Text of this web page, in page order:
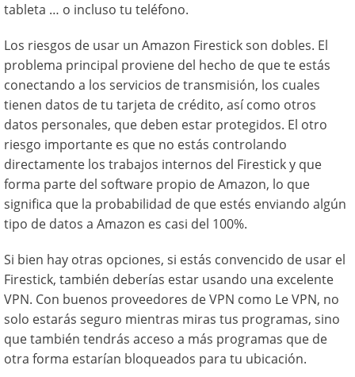
tableta … o incluso tu teléfono.
Los riesgos de usar un Amazon Firestick son dobles. El
problema principal proviene del hecho de que te estás
conectando a los servicios de transmisión, los cuales
tienen datos de tu tarjeta de crédito, así como otros
datos personales, que deben estar protegidos. El otro
riesgo importante es que no estás controlando
directamente los trabajos internos del Firestick y que
forma parte del software propio de Amazon, lo que
significa que la probabilidad de que estés enviando algún
tipo de datos a Amazon es casi del 100%.
Si bien hay otras opciones, si estás convencido de usar el
Firestick, también deberías estar usando una excelente
VPN. Con buenos proveedores de VPN como Le VPN, no
solo estarás seguro mientras miras tus programas, sino
que también tendrás acceso a más programas que de
otra forma estarían bloqueados para tu ubicación.